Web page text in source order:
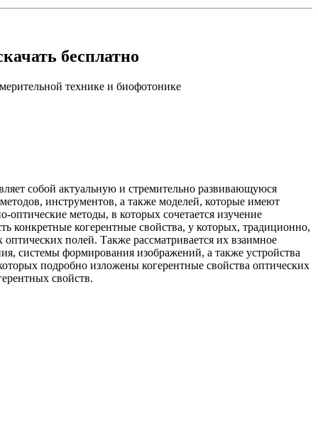
бесплатно
технике и биофотонике
собой актуальную и стремительно развивающуюся
инструментов, а также моделей, которые имеют
методы, в которых сочетается изучение
конкретные когерентные свойства, у которых, традиционно,
полей. Также рассматривается их взаимное
системы формирования изображений, а также устройства
подробно изложены когерентные свойства оптических
свойств.